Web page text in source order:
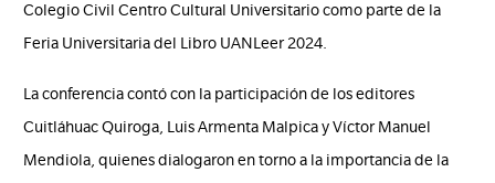
Colegio Civil Centro Cultural Universitario como parte de la
Feria Universitaria del Libro UANLeer 2024.
La conferencia contó con la participación de los editores
Cuitláhuac Quiroga, Luis Armenta Malpica y Víctor Manuel
Mendiola, quienes dialogaron en torno a la importancia de la